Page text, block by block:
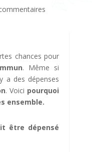
chances pour
. Même si
a des dépenses
. Voici pourquoi
ensemble.
être dépensé